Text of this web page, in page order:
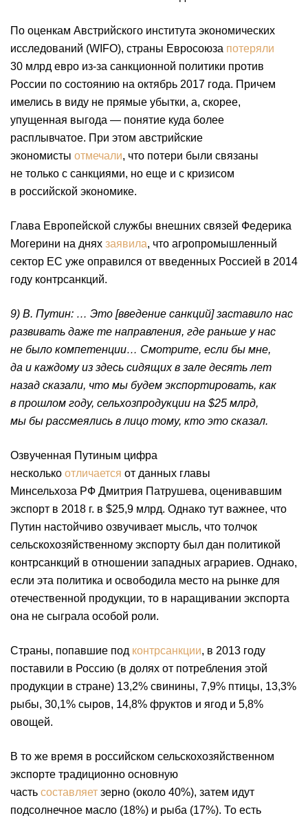
По оценкам Австрийского института экономических
исследований (WIFO), страны Евросоюза потеряли
30 млрд евро из-за санкционной политики против
России по состоянию на октябрь 2017 года. Причем
имелись в виду не прямые убытки, а, скорее,
упущенная выгода — понятие куда более
расплывчатое. При этом австрийские
экономисты отмечали, что потери были связаны
не только с санкциями, но еще и с кризисом
в российской экономике.
Глава Европейской службы внешних связей Федерика
Могерини на днях заявила, что агропромышленный
сектор ЕС уже оправился от введенных Россией в 2014
году контрсанкций.
9) В. Путин: … Это [введение санкций] заставило нас
развивать даже те направления, где раньше у нас
не было компетенции… Смотрите, если бы мне,
да и каждому из здесь сидящих в зале десять лет
назад сказали, что мы будем экспортировать, как
в прошлом году, сельхозпродукции на $25 млрд,
мы бы рассмеялись в лицо тому, кто это сказал.
Озвученная Путиным цифра
несколько отличается от данных главы
Минсельхоза РФ Дмитрия Патрушева, оценивавшим
экспорт в 2018 г. в $25,9 млрд. Однако тут важнее, что
Путин настойчиво озвучивает мысль, что толчок
сельскохозяйственному экспорту был дан политикой
контрсанкций в отношении западных аграриев. Однако,
если эта политика и освободила место на рынке для
отечественной продукции, то в наращивании экспорта
она не сыграла особой роли.
Страны, попавшие под контрсанкции, в 2013 году
поставили в Россию (в долях от потребления этой
продукции в стране) 13,2% свинины, 7,9% птицы, 13,3%
рыбы, 30,1% сыров, 14,8% фруктов и ягод и 5,8%
овощей.
В то же время в российском сельскохозяйственном
экспорте традиционно основную
часть составляет зерно (около 40%), затем идут
подсолнечное масло (18%) и рыба (17%). То есть